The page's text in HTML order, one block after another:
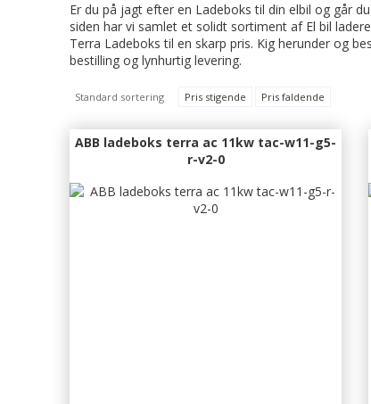
Er du på jagt efter en Ladeboks til din elbil og går
siden har vi samlet et solidt sortiment af El bil
Terra Ladeboks til en skarp pris. Kig herunder og
bestilling og lynhurtig levering.
Standard sortering Pris stigende Pris faldende
ABB ladeboks terra ac 11kw tac-w11-g5-
r-v2-0